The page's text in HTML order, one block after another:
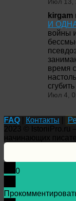
Июл 13,
kirgam
И
войны
время
Июл 4,
FAQ Контакты
0